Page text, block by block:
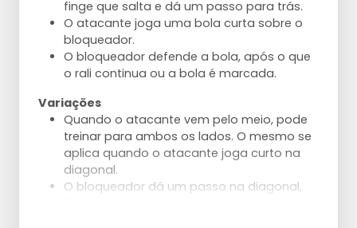
finge que salta e dá um passo para trás.
O atacante joga uma bola curta sobre o
bloqueador.
O bloqueador defende a bola, após o que
o rali continua ou a bola é marcada.
Variações
Quando o atacante vem pelo meio, pode
treinar para ambos os lados. O mesmo se
aplica quando o atacante joga curto na
diagonal.
O bloqueador dá um passo na diagonal,